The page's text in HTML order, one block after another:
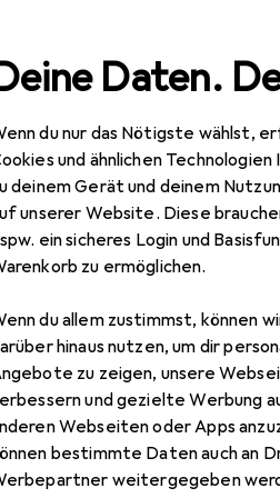
Daten.
du nur das Nötigste wählst,
und ähnlichen
deinem Gerät und deinem
unserer Website. Diese
ein sicheres Login und
zu ermöglichen.
du allem zustimmst, können
hinaus nutzen, um dir
zu zeigen, unsere
und gezielte Werbung
Webseiten oder Apps
bestimmte Daten auch an
weitergegeben
Büro +